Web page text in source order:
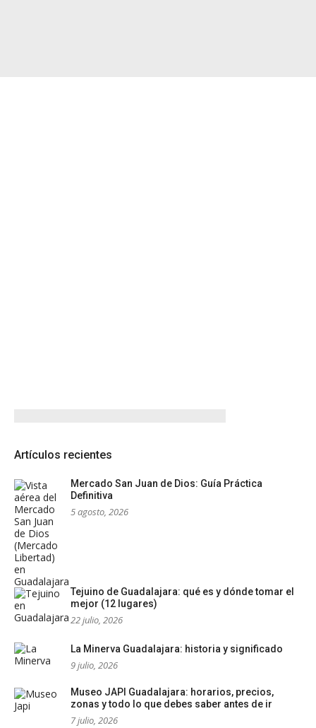
Artículos recientes
Mercado San Juan de Dios: Guía Práctica
Definitiva
5 agosto, 2026
Tejuino de Guadalajara: qué es y dónde tomar el
mejor (12 lugares)
22 julio, 2026
La Minerva Guadalajara: historia y significado
9 julio, 2026
Museo JAPI Guadalajara: horarios, precios,
zonas y todo lo que debes saber antes de ir
7 julio, 2026